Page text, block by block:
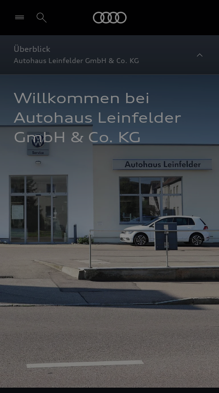
Überblick
Autohaus Leinfelder GmbH & Co. KG
Willkommen bei
Autohaus Leinfelder
GmbH & Co. KG